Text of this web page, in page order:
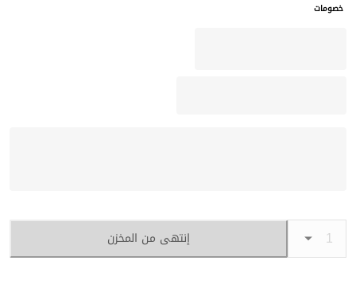
خصومات
إنتهى من المخزن